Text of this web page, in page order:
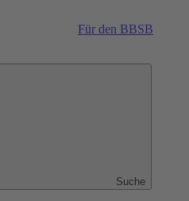
Für den BBSB
Suche